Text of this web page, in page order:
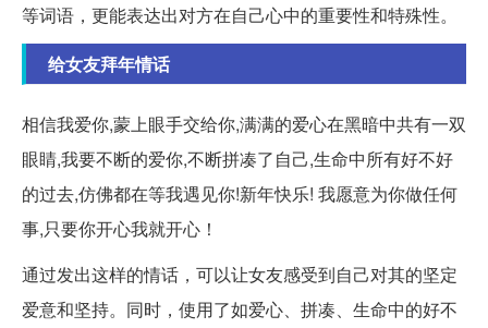
等词语，更能表达出对方在自己心中的重要性和特殊性。
给女友拜年情话
相信我爱你,蒙上眼手交给你,满满的爱心在黑暗中共有一双
眼睛,我要不断的爱你,不断拼凑了自己,生命中所有好不好
的过去,仿佛都在等我遇见你!新年快乐! 我愿意为你做任何
事,只要你开心我就开心！
通过发出这样的情话，可以让女友感受到自己对其的坚定
爱意和坚持。同时，使用了如爱心、拼凑、生命中的好不